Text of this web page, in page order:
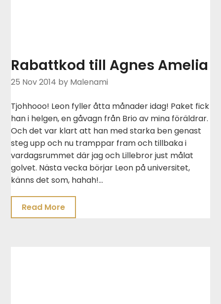
Rabattkod till Agnes Amelia
25 Nov 2014 by Malenami
Tjohhooo! Leon fyller åtta månader idag! Paket fick
han i helgen, en gåvagn från Brio av mina föräldrar.
Och det var klart att han med starka ben genast
steg upp och nu tramppar fram och tillbaka i
vardagsrummet där jag och Lillebror just målat
golvet. Nästa vecka börjar Leon på universitet,
känns det som, hahah!…
Read More